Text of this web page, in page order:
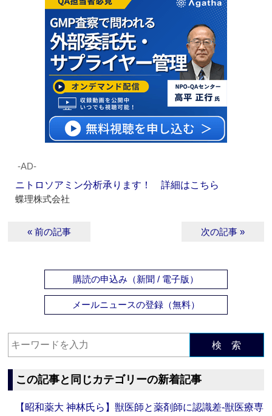
‐AD‐
ニトロソアミン分析承ります！ 詳細はこちら
蝶理株式会社
« 前の記事 次の記事 »
購読の申込み（新聞 / 電子版）
メールニュースの登録（無料）
検 索
この記事と同じカテゴリーの新着記事
【昭和薬大 神林氏ら】獣医師と薬剤師に認識差‐獣医療専